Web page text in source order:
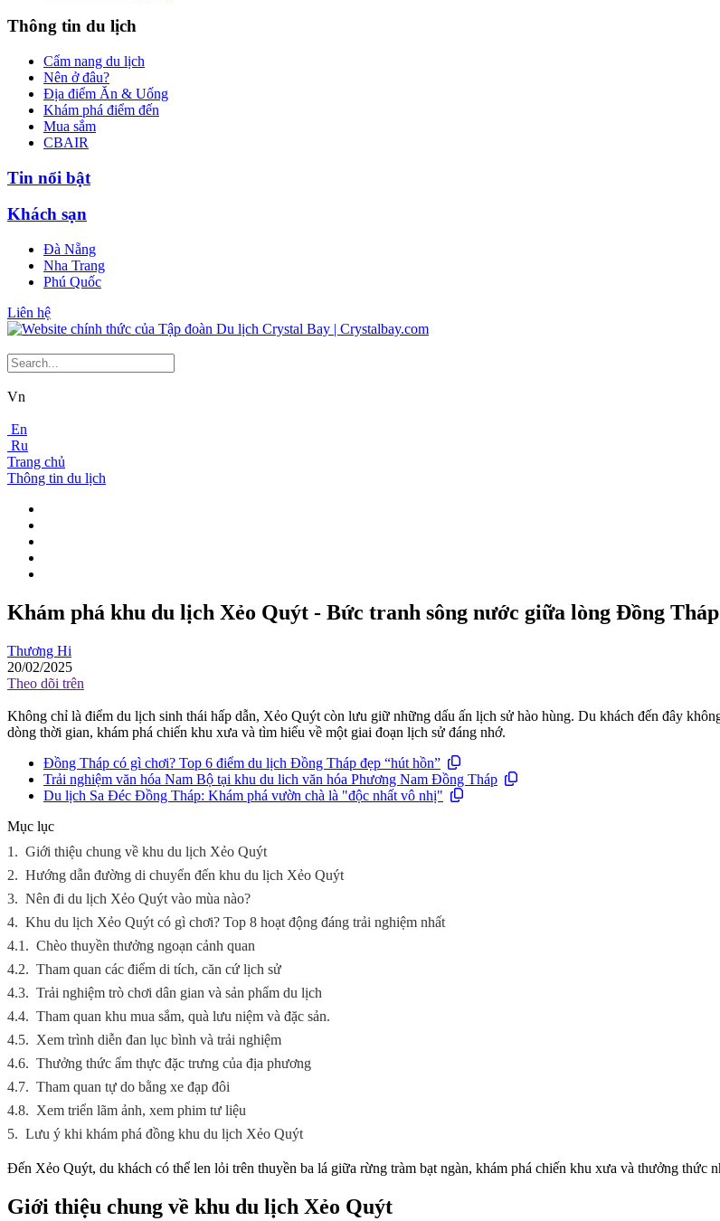
Thông tin du lịch
Cẩm nang du lịch
Nên ở đâu?
Địa điểm Ăn & Uống
Khám phá điểm đến
Mua sắm
CBAIR
Tin nổi bật
Khách sạn
Đà Nẵng
Nha Trang
Phú Quốc
Liên hệ
Vn
En
Ru
Trang chủ
Thông tin du lịch
Khám phá khu du lịch Xẻo Quýt - Bức tranh sông nước giữa lòng Đồng Tháp
Thương Hi
20/02/2025
Theo dõi trên
Không chỉ là điểm du lịch sinh thái hấp dẫn, Xẻo Quýt còn lưu giữ những dấu ấn lịch sử hào hùng. Du khách đến đây
dòng thời gian, khám phá chiến khu xưa và tìm hiểu về một giai đoạn lịch sử đáng nhớ.
Đồng Tháp có gì chơi? Top 6 điểm du lịch Đồng Tháp đẹp “hút hồn”
Trải nghiệm văn hóa Nam Bộ tại khu du lich văn hóa Phương Nam Đồng Tháp
Du lịch Sa Đéc Đồng Tháp: Khám phá vườn chà là "độc nhất vô nhị"
Mục lục
1. Giới thiệu chung về khu du lịch Xẻo Quýt
2. Hướng dẫn đường di chuyển đến khu du lịch Xẻo Quýt
3. Nên đi du lịch Xẻo Quýt vào mùa nào?
4. Khu du lịch Xẻo Quýt có gì chơi? Top 8 hoạt động đáng trải nghiệm nhất
4.1. Chèo thuyền thưởng ngoạn cảnh quan
4.2. Tham quan các điểm di tích, căn cứ lịch sử
4.3. Trải nghiệm trò chơi dân gian và sản phẩm du lịch
4.4. Tham quan khu mua sắm, quà lưu niệm và đặc sản.
4.5. Xem trình diễn đan lục bình và trải nghiệm
4.6. Thưởng thức ẩm thực đặc trưng của địa phương
4.7. Tham quan tự do bằng xe đạp đôi
4.8. Xem triển lãm ảnh, xem phim tư liệu
5. Lưu ý khi khám phá đồng khu du lịch Xẻo Quýt
Đến Xẻo Quýt, du khách có thể len lỏi trên thuyền ba lá giữa rừng tràm bạt ngàn, khám phá chiến khu xưa và thưởng thức
Giới thiệu chung về khu du lịch Xẻo Quýt